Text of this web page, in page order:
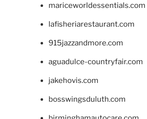
mariceworldessentials.com
lafisheriarestaurant.com
915jazzandmore.com
aguadulce-countryfair.com
jakehovis.com
bosswingsduluth.com